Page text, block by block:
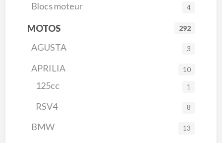
Blocs moteur 4
MOTOS 292
AGUSTA 3
APRILIA 10
125cc 1
RSV4 8
BMW 13